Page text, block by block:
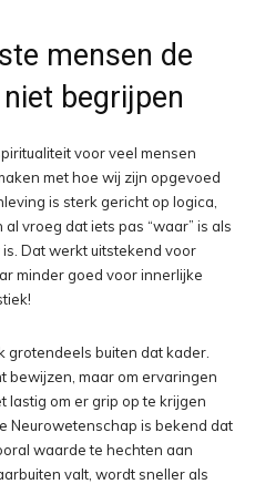
mensen de
begrijpen
voor veel mensen
met hoe wij zijn opgevoed
is sterk gericht op logica,
vroeg dat iets pas “waar” is als
Dat werkt uitstekend voor
minder goed voor innerlijke
grotendeels buiten dat kader.
bewijzen, maar om ervaringen
lastig om er grip op te krijgen
Neurowetenschap is bekend dat
waarde te hechten aan
valt, wordt sneller als